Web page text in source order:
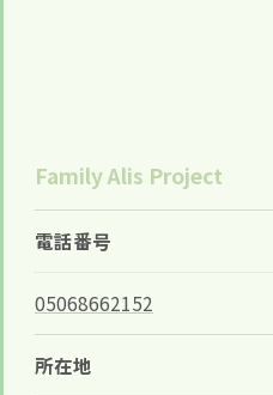
Family Alis Project
電話番号
05068662152
所在地